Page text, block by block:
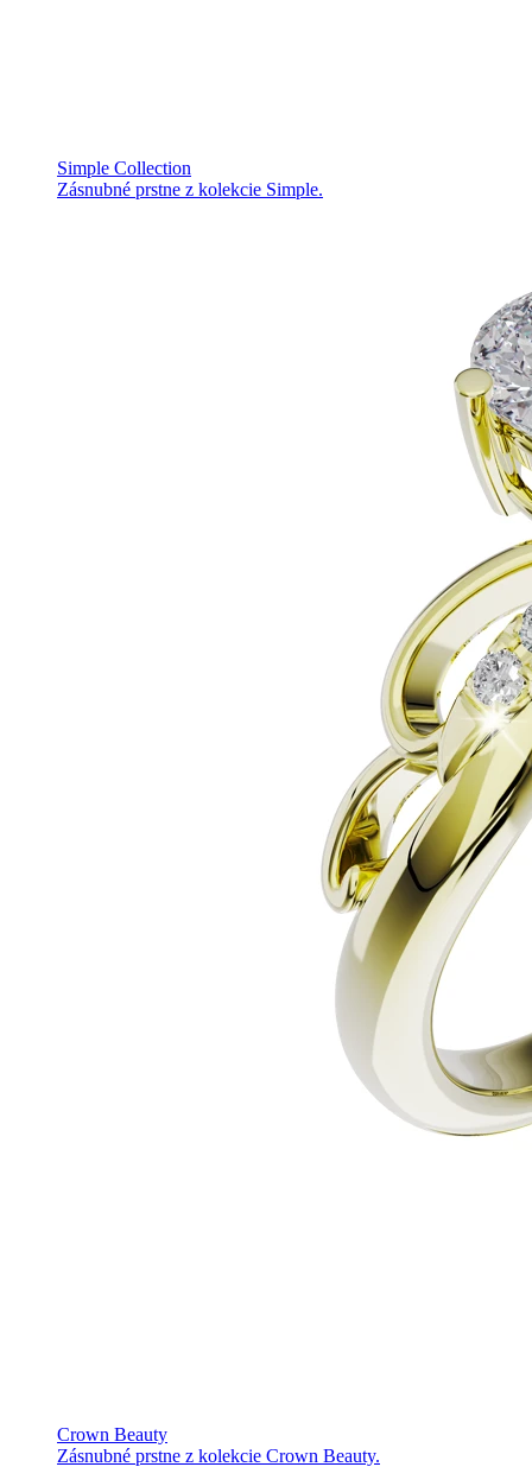
Simple Collection
Zásnubné prstne z kolekcie Simple.
Crown Beauty
Zásnubné prstne z kolekcie Crown Beauty.